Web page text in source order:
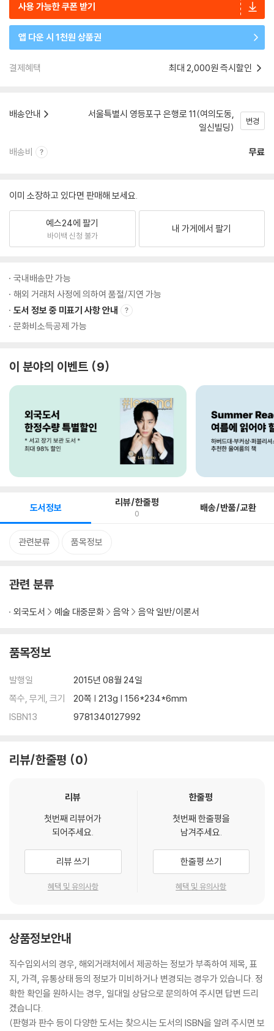
사용 가능한 쿠폰 받기
앱 다운 시 1천원 상품권
결제혜택 최대 2,000원 즉시할인
배송안내
서울특별시 영등포구 은행로 11(여의도동,
일신빌딩)
변경
배송비 무료
이미 소장하고 있다면 판매해 보세요.
예스24에 팔기
바이백 신청 불가
내 가게에서 팔기
국내배송만 가능
해외 거래처 사정에 의하여 품절/지연 가능
도서 정보 중 미표기 사항 안내
문화비소득공제 가능
이 분야의 이벤트 9
도서정보 리뷰/한줄평
0 배송/반품/교환
관련분류 품목정보
관련 분류
외국도서 예술 대중문화 음악 음악 일반/이론서
품목정보
발행일
2015년 08월 24일
쪽수, 무게, 크기
20쪽 | 213g | 156*234*6mm
ISBN13
9781340127992
리뷰/한줄평 0
리뷰
첫번째 리뷰어가
되어주세요.
리뷰 쓰기
혜택 및 유의사항
한줄평
첫번째 한줄평을
남겨주세요.
한줄평 쓰기
혜택 및 유의사항
상품정보안내
직수입외서의 경우, 해외거래처에서 제공하는 정보가 부족하여 제목, 표
지, 가격, 유통상태 등의 정보가 미비하거나 변경되는 경우가 있습니다. 정
확한 확인을 원하시는 경우, 일대일 상담으로 문의하여 주시면 답변 드리
겠습니다.
(판형과 판수 등이 다양한 도서는 찾으시는 도서의 ISBN을 알려 주시면 보